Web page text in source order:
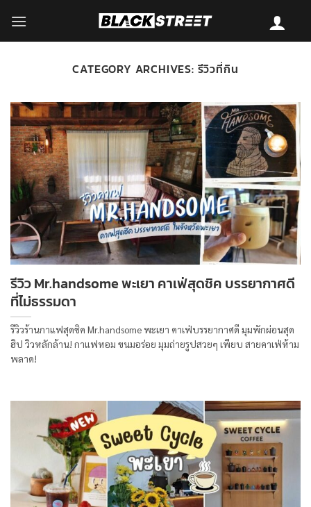
content
CATEGORY ARCHIVES: รีวิวที่กิน
รีวิว Mr.handsome พะเยา คาเฟ่สุดชิค บรรยากาศดี
ที่ไม่ธรรมดา
รีวิวร้านกาแฟสุดชิค Mr.handsome พะเยา คาเฟ่บรรยากาศดี มุมพักผ่อนสุด
ฮิป วิวหลักล้าน! กาแฟหอม ขนมอร่อย มุมถ่ายรูปสวยๆ เพียบ สายคาเฟ่ห้าม
พลาด!